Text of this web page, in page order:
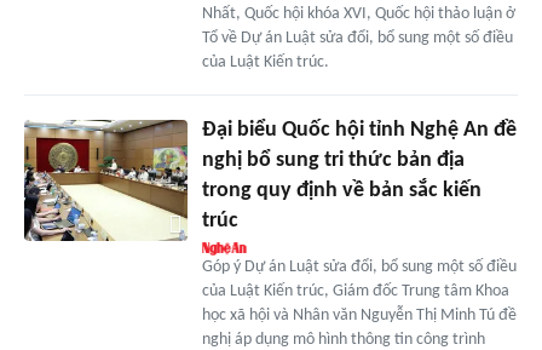
Nhất, Quốc hội khóa XVI, Quốc hội thảo luận ở
Tổ về Dự án Luật sửa đổi, bổ sung một số điều
của Luật Kiến trúc.
Đại biểu Quốc hội tỉnh Nghệ An đề
nghị bổ sung tri thức bản địa
trong quy định về bản sắc kiến
trúc
Góp ý Dự án Luật sửa đổi, bổ sung một số điều
của Luật Kiến trúc, Giám đốc Trung tâm Khoa
học xã hội và Nhân văn Nguyễn Thị Minh Tú đề
nghị áp dụng mô hình thông tin công trình